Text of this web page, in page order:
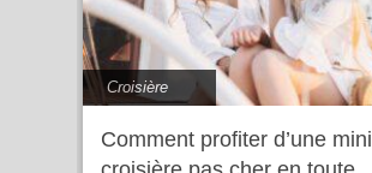
Croisière
Comment profiter d’une mini